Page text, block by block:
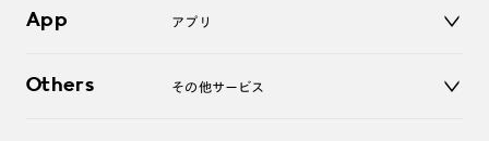
よくあるご質問
お問い合わせ
App アプリ
Others その他サービス